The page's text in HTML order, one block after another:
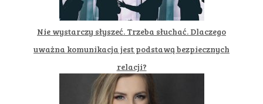
Nie wystarczy słyszeć. Trzeba słuchać. Dlaczego
uważna komunikacja jest podstawą bezpiecznych
relacji?